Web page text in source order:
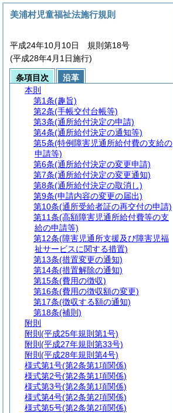
美浦村児童福祉法施行規則
平成24年10月10日 規則第18号
(平成28年4月1日施行)
条項目次
沿革
本則
第1条(趣旨)
第2条(手帳交付台帳等)
第3条(通所給付決定の申請)
第4条(通所給付決定の通知等)
第5条(特例障害児通所給付費の支給の
申請等)
第6条(通所給付決定の変更申請)
第7条(通所給付決定の変更通知)
第8条(通所給付決定の取消し)
第9条(申請内容の変更の届出)
第10条(通所受給者証の再交付の申請)
第11条(高額障害児通所給付費等の支
給の申請等)
第12条(障害児通所支援及び障害児福
祉サービスに関する措置)
第13条(措置変更の通知)
第14条(措置解除の通知)
第15条(費用の徴収)
第16条(費用の徴収額の変更)
第17条(徴収する額の通知)
第18条(補則)
附則
附則 (平成25年規則第1号)
附則 (平成27年規則第33号)
附則 (平成28年規則第4号)
様式第1号(第2条第1項関係)
様式第2号(第2条第1項関係)
様式第3号(第2条第1項関係)
様式第4号(第2条第2項関係)
様式第5号(第2条第2項関係)